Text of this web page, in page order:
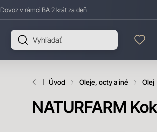
Dovoz v rámci BA 2 krát za deň
Úvod Oleje, octy a iné Olej
NATURFARM